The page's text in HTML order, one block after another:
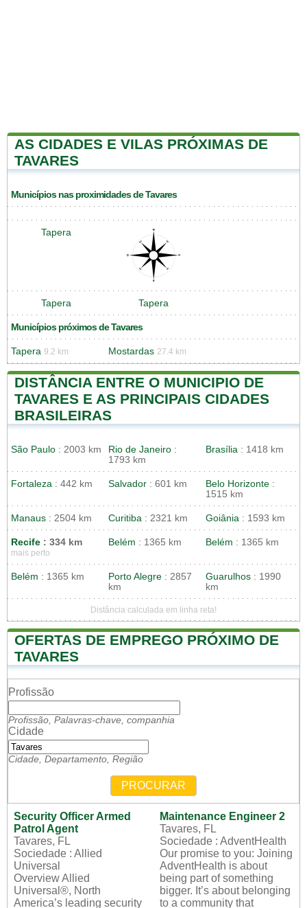
AS CIDADES E VILAS PRÓXIMAS DE
TAVARES
Municípios nas proximidades de Tavares
Tapera
Tapera Tapera
Municípios próximos de Tavares
Tapera 9.2 km Mostardas 27.4 km
DISTÂNCIA ENTRE O MUNICIPIO DE
TAVARES E AS PRINCIPAIS CIDADES
BRASILEIRAS
São Paulo : 2003 km Rio de Janeiro :
1793 km
Brasília : 1418 km
Fortaleza : 442 km Salvador : 601 km Belo Horizonte :
1515 km
Manaus : 2504 km Curitiba : 2321 km Goiânia : 1593 km
Recife : 334 km
mais perto
Belém : 1365 km Belém : 1365 km
Belém : 1365 km Porto Alegre : 2857
km
Guarulhos : 1990
km
Distância calculada em linha reta!
OFERTAS DE EMPREGO PRÓXIMO DE
TAVARES
Profissão
Profissão, Palavras-chave, companhia
Cidade
Cidade, Departamento, Região
PROCURAR
Security Officer Armed
Patrol Agent
Tavares, FL
Sociedade : Allied
Universal
Overview Allied
Universal®, North
America’s leading security
Maintenance Engineer 2
Tavares, FL
Sociedade : AdventHealth
Our promise to you: Joining
AdventHealth is about
being part of something
bigger. It’s about belonging
to a community that